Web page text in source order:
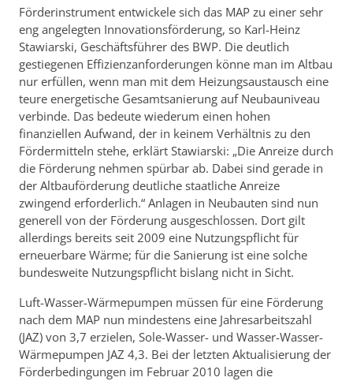
Förderinstrument entwickele sich das MAP zu einer sehr
eng angelegten Innovationsförderung, so Karl-Heinz
Stawiarski, Geschäftsführer des BWP. Die deutlich
gestiegenen Effizienzanforderungen könne man im Altbau
nur erfüllen, wenn man mit dem Heizungsaustausch eine
teure energetische Gesamtsanierung auf Neubauniveau
verbinde. Das bedeute wiederum einen hohen
finanziellen Aufwand, der in keinem Verhältnis zu den
Fördermitteln stehe, erklärt Stawiarski: „Die Anreize durch
die Förderung nehmen spürbar ab. Dabei sind gerade in
der Altbauförderung deutliche staatliche Anreize
zwingend erforderlich.“ Anlagen in Neubauten sind nun
generell von der Förderung ausgeschlossen. Dort gilt
allerdings bereits seit 2009 eine Nutzungspflicht für
erneuerbare Wärme; für die Sanierung ist eine solche
bundesweite Nutzungspflicht bislang nicht in Sicht.
Luft-Wasser-Wärmepumpen müssen für eine Förderung
nach dem MAP nun mindestens eine Jahresarbeitszahl
(JAZ) von 3,7 erzielen, Sole-Wasser- und Wasser-Wasser-
Wärmepumpen JAZ 4,3. Bei der letzten Aktualisierung der
Förderbedingungen im Februar 2010 lagen die